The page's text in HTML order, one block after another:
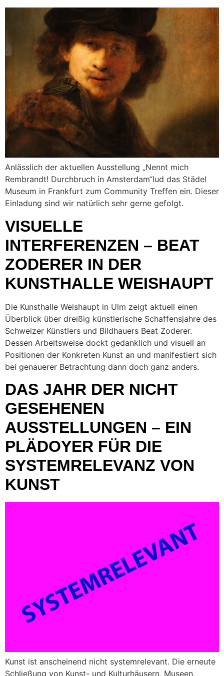
Anlässlich der aktuellen Ausstellung „Nennt mich
Rembrandt! Durchbruch in Amsterdam“lud das Städel
Museum in Frankfurt zum Community Treffen ein. Dieser
Einladung sind wir natürlich sehr gerne gefolgt.
VISUELLE
INTERFERENZEN – BEAT
ZODERER IN DER
KUNSTHALLE WEISHAUPT
Die Kunsthalle Weishaupt in Ulm zeigt aktuell einen
Überblick über dreißig künstlerische Schaffensjahre des
Schweizer Künstlers und Bildhauers Beat Zoderer.
Dessen Arbeitsweise dockt gedanklich und visuell an
Positionen der Konkreten Kunst an und manifestiert sich
bei genauerer Betrachtung dann doch ganz anders.
DAS JAHR DER NICHT
GESEHENEN
AUSSTELLUNGEN – EIN
PLÄDOYER FÜR DIE
SYSTEMRELEVANZ VON
KUNST
Kunst ist anscheinend nicht systemrelevant. Die erneute
Schließung von Kunst- und Kulturhäusern, Museen,